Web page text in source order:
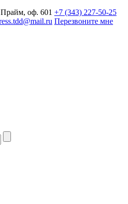
оф. 601 +7 (343) 227-50-25
Перезвоните мне